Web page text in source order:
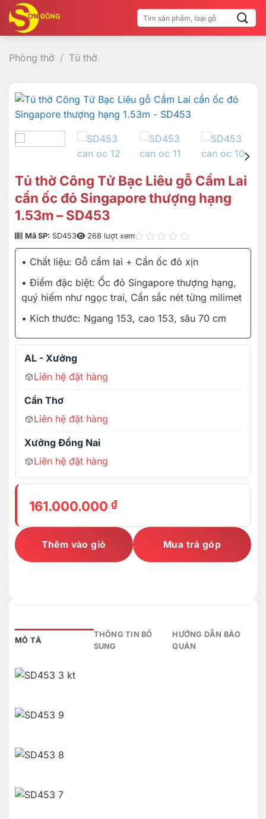
qua
nội
dung
Tìm
kiếm:
Phòng thờ / Tủ thờ
Tủ thờ Công Tử Bạc Liêu gỗ Cẩm Lai
cẩn ốc đỏ Singapore thượng hạng
1.53m – SD453
Mã SP: SD453 268 lượt xem
• Chất liệu: Gỗ cẩm lai + Cẩn ốc đỏ xịn
• Điểm đặc biệt: Ốc đỏ Singapore thượng hạng,
quý hiếm như ngọc trai, Cẩn sắc nét từng milimet
• Kích thước: Ngang 153, cao 153, sâu 70 cm
AL - Xưởng
Liên hệ đặt hàng
Cần Thơ
Liên hệ đặt hàng
Xưởng Đồng Nai
Liên hệ đặt hàng
161.000.000 ₫
Thêm vào giỏ Mua trả góp
MÔ TẢ
THÔNG TIN BỔ
SUNG
HƯỚNG DẪN BẢO
QUẢN